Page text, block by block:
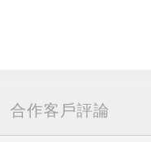
合作客戶評論